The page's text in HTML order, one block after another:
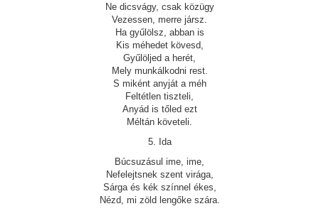
Ne dicsvágy, csak közügy
Vezessen, merre jársz.
Ha gyűlölsz, abban is
Kis méhedet kövesd,
Gyűlöljed a herét,
Mely munkálkodni rest.
S miként anyját a méh
Feltétlen tiszteli,
Anyád is tőled ezt
Méltán követeli.
5. Ida
Búcsuzásul ime, ime,
Nefelejtsnek szent virága,
Sárga és kék színnel ékes,
Nézd, mi zöld lengőke szára.